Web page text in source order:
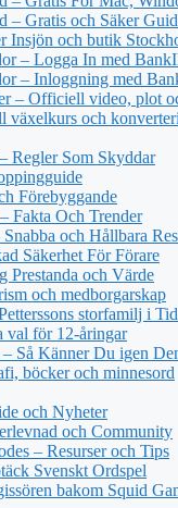
– Gratis och Säker
Insjön och butik
– Logga In med
– Inloggning med
– Officiell video, plot
växelkurs och
Regler Som Skyddar
Förebyggande
Fakta Och Trender
och Hållbara
Säkerhet För Förare
Prestanda och Värde
och medborgarskap
storfamilj i
val för 12-åringar
Så Känner Du igen
böcker och minnesord
och Nyheter
och Community
– Resurser och Tips
Svenskt Ordspel
bakom Squid